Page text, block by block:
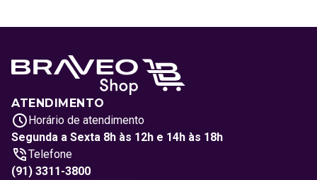
ATENDIMENTO
Horário de atendimento
Segunda a Sexta 8h às 12h e 14h às 18h
Telefone
(91) 3311-3800